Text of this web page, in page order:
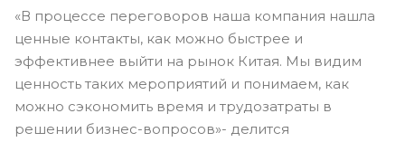
«В процессе переговоров наша компания нашла
ценные контакты, как можно быстрее и
эффективнее выйти на рынок Китая. Мы видим
ценность таких мероприятий и понимаем, как
можно сэкономить время и трудозатраты в
решении бизнес-вопросов»- делится